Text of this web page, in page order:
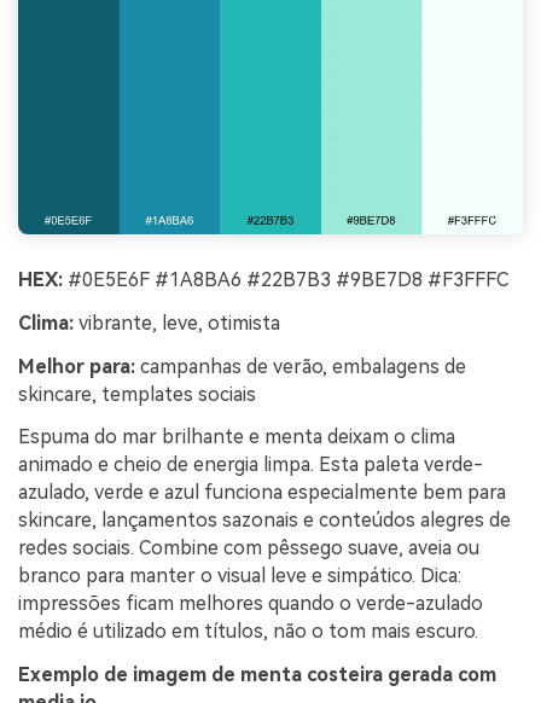
HEX: #0E5E6F #1A8BA6 #22B7B3 #9BE7D8 #F3FFFC
Clima: vibrante, leve, otimista
Melhor para: campanhas de verão, embalagens de
skincare, templates sociais
Espuma do mar brilhante e menta deixam o clima
animado e cheio de energia limpa. Esta paleta verde-
azulado, verde e azul funciona especialmente bem para
skincare, lançamentos sazonais e conteúdos alegres de
redes sociais. Combine com pêssego suave, aveia ou
branco para manter o visual leve e simpático. Dica:
impressões ficam melhores quando o verde-azulado
médio é utilizado em títulos, não o tom mais escuro.
Exemplo de imagem de menta costeira gerada com